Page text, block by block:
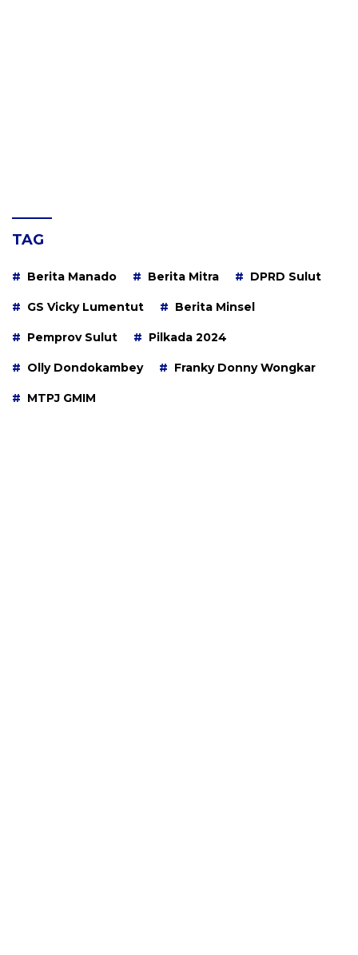
TAG
Berita Manado Berita Mitra DPRD Sulut
GS Vicky Lumentut Berita Minsel
Pemprov Sulut Pilkada 2024
Olly Dondokambey Franky Donny Wongkar
MTPJ GMIM